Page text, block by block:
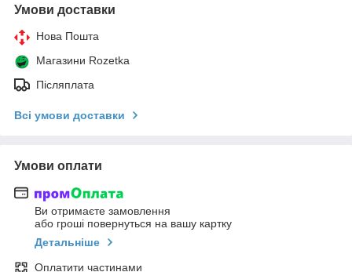
Умови доставки
Нова Пошта
Магазини Rozetka
Післяплата
Всі умови доставки
Умови оплати
Ви отримаєте замовлення
або гроші повернуться на вашу картку
Детальніше
Оплатити частинами